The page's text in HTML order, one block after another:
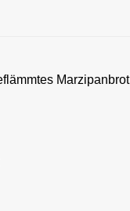
Marzipanbrot